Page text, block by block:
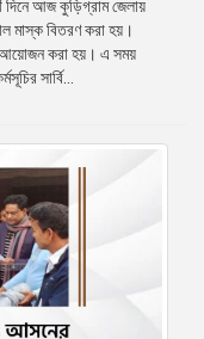
দিনে আজ কুড়িগ্রাম জেলায়
মাস্ক বিতরণ করা হয়।
আয়োজন করা হয়। এ সময়
সার্বি...